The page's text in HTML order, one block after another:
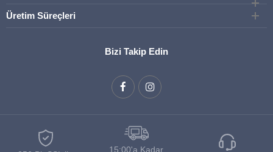
Üretim Süreçleri
Bizi Takip Edin
15:00'a Kadar